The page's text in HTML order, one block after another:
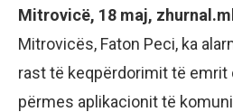
Mitrovicë, 18 maj,
Mitrovicës, Faton Peci, ka
rast të keqpërdorimit të emrit
përmes aplikacionit të